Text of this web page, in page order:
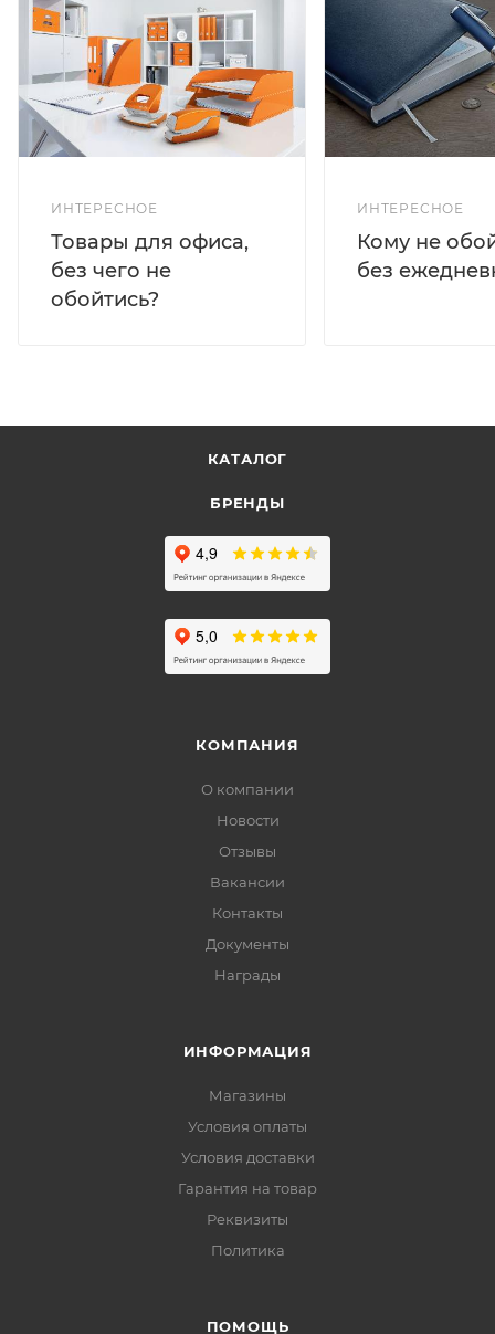
ИНТЕРЕСНОЕ
Товары для офиса,
без чего не
обойтись?
ИНТЕРЕСНОЕ
Кому не
без
КАТАЛОГ
БРЕНДЫ
КОМПАНИЯ
О компании
Новости
Отзывы
Вакансии
Контакты
Документы
Награды
ИНФОРМАЦИЯ
Магазины
Условия оплаты
Условия доставки
Гарантия на товар
Реквизиты
Политика
ПОМОЩЬ